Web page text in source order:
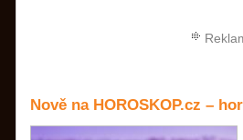
Nově na HOROSKOP.cz –